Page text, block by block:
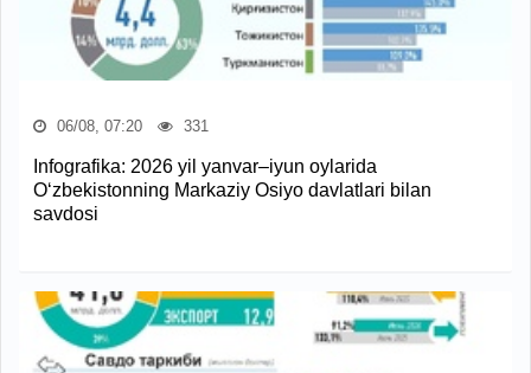
06/08, 07:20 331
Infografika: 2026 yil yanvar–iyun oylarida
O‘zbekistonning Markaziy Osiyo davlatlari bilan
savdosi